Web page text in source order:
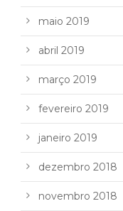
maio 2019
abril 2019
março 2019
fevereiro 2019
janeiro 2019
dezembro 2018
novembro 2018